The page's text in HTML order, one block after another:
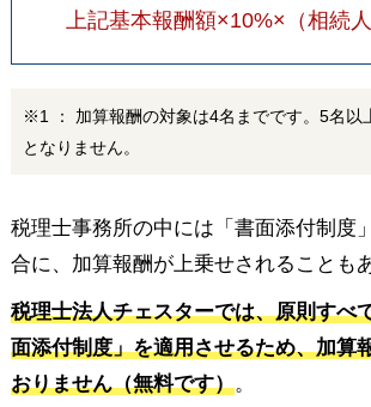
上記基本報酬額×10%×（相続
※1 ： 加算報酬の対象は4名までです。5名以
となりません。
税理士事務所の中には「書面添付制度
合に、加算報酬が上乗せされることも
税理士法人チェスターでは、原則すべ
面添付制度」を適用させるため、加算
おりません（無料です）。